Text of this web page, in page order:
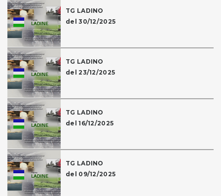
TG LADINO
del 30/12/2025
TG LADINO
del 23/12/2025
TG LADINO
del 16/12/2025
TG LADINO
del 09/12/2025